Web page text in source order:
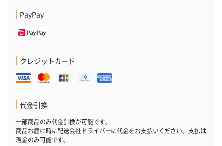
PayPay
クレジットカード
代金引換
一部商品のみ代金引換が可能です。
商品お届け時に配送会社ドライバーに代金をお支払いください。支払は
現金のみ可能です。